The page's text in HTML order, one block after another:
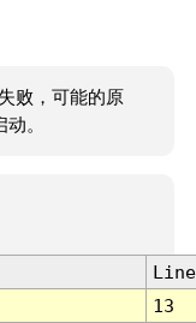
败，可能的原
。
Line
13